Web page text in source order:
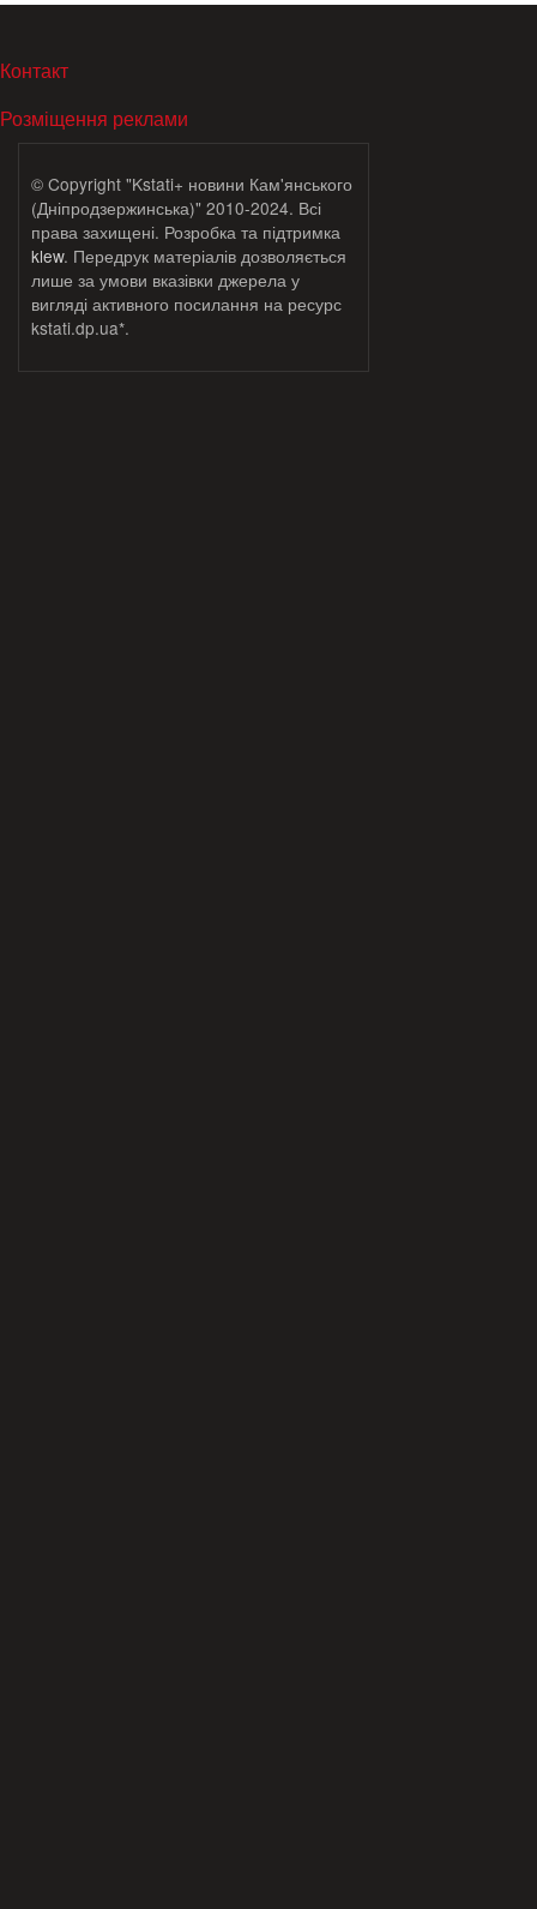
МЕНЮ В ПОДВАЛЕ
Контакт
Розміщення реклами
© Copyright "Kstati+ новини Кам'янського
(Дніпродзержинська)" 2010-2024. Всі
права захищені. Розробка та підтримка
klew. Передрук матеріалів дозволяється
лише за умови вказівки джерела у
вигляді активного посилання на ресурс
kstati.dp.ua*.